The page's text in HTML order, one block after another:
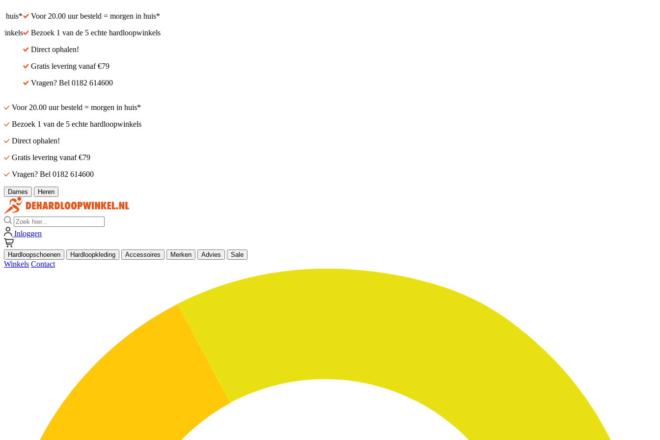
huis*
Voor 20.00 uur besteld = morgen in huis*
Bezoek 1 van de 5 echte hardloopwinkels
Direct ophalen!
Gratis levering vanaf €79
Vragen? Bel 0182 614600
Voor 20.00 uur besteld = morgen in huis*
Bezoek 1 van de 5 echte hardloopwinkels
Direct ophalen!
Gratis levering vanaf €79
Vragen? Bel 0182 614600
Dames Heren
Zoek
Inloggen
Hardloopschoenen Hardloopkleding Accessoires Merken Advies Sale
Winkels Contact